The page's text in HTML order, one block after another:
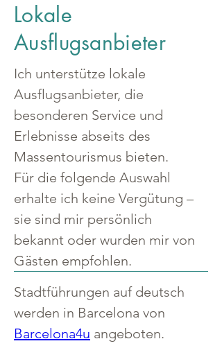
Lokale
Ausflugsanbieter
Ich unterstütze lokale
Ausflugsanbieter, die
besonderen Service und
Erlebnisse abseits des
Massentourismus bieten.
Für die folgende Auswahl
erhalte ich keine Vergütung –
sie sind mir persönlich
bekannt oder wurden mir von
Gästen empfohlen.
Stadtführungen auf deutsch
werden in Barcelona von
Barcelona4u angeboten.